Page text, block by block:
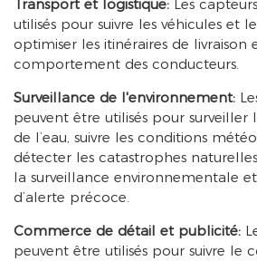
Transport et logistique: Les
utilisés pour suivre les véhicules et
optimiser les itinéraires de livraison
comportement des conducteurs.
Surveillance de l'environnement:
peuvent être utilisés pour surveiller
de l’eau, suivre les conditions
détecter les catastrophes
la surveillance environnementale et
d’alerte précoce.
Commerce de détail et publicité:
peuvent être utilisés pour suivre le